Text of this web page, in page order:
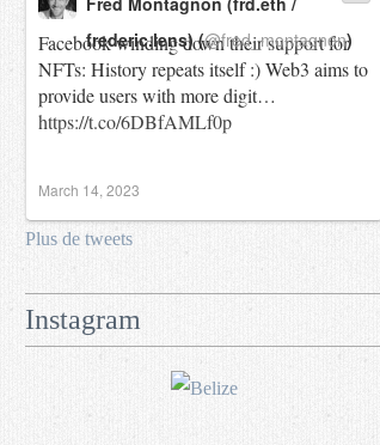
Facebook winding down their support for
NFTs: History repeats itself :) Web3 aims to
provide users with more digit…
https://t.co/6DBfAMLf0p
frederic.lens) (@fred_montagnon)
March 14, 2023
Plus de tweets
Instagram